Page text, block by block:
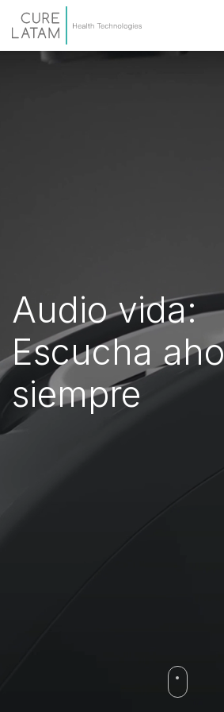
Audio vida:
Escucha
siempre